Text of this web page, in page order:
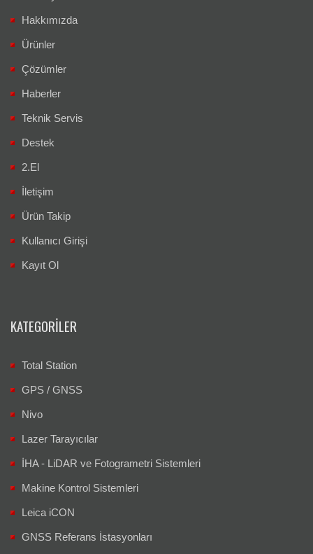
Hakkımızda
Ürünler
Çözümler
Haberler
Teknik Servis
Destek
2.El
İletişim
Ürün Takip
Kullanıcı Girişi
Kayıt Ol
KATEGORILER
Total Station
GPS / GNSS
Nivo
Lazer Tarayıcılar
İHA - LiDAR ve Fotogrametri Sistemleri
Makine Kontrol Sistemleri
Leica iCON
GNSS Referans İstasyonları